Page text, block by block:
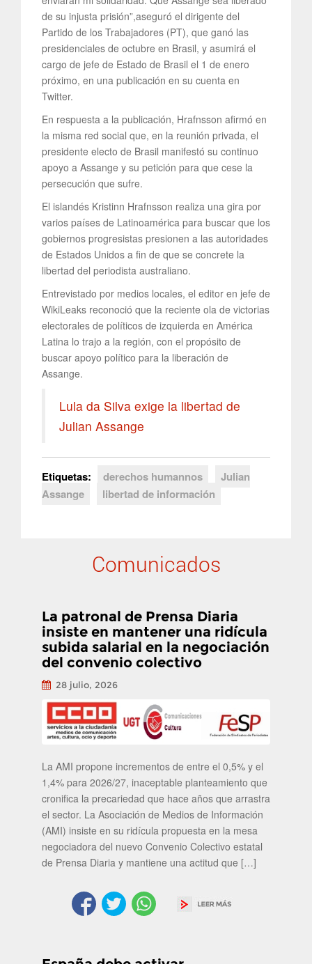
de su injusta prisión”,aseguró el dirigente del
Partido de los Trabajadores (PT), que ganó las
presidenciales de octubre en Brasil, y asumirá el
cargo de jefe de Estado de Brasil el 1 de enero
próximo, en una publicación en su cuenta en
Twitter.
En respuesta a la publicación, Hrafnsson afirmó en
la misma red social que, en la reunión privada, el
presidente electo de Brasil manifestó su continuo
apoyo a Assange y su petición para que cese la
persecución que sufre.
El islandés Kristinn Hrafnsson realiza una gira por
varios países de Latinoamérica para buscar que los
gobiernos progresistas presionen a las autoridades
de Estados Unidos a fin de que se concrete la
libertad del periodista australiano.
Entrevistado por medios locales, el editor en jefe de
WikiLeaks reconoció que la reciente ola de victorias
electorales de políticos de izquierda en América
Latina lo trajo a la región, con el propósito de
buscar apoyo político para la liberación de
Assange.
Lula da Silva exige la libertad de
Julian Assange
Etiquetas: derechos humannos
Julian
Assange
libertad de información
Comunicados
La patronal de Prensa Diaria
insiste en mantener una ridícula
subida salarial en la negociación
del convenio colectivo
28 julio, 2026
La AMI propone incrementos de entre el 0,5% y el
1,4% para 2026/27, inaceptable planteamiento que
cronifica la precariedad que hace años que arrastra
el sector. La Asociación de Medios de Información
(AMI) insiste en su ridícula propuesta en la mesa
negociadora del nuevo Convenio Colectivo estatal
de Prensa Diaria y mantiene una actitud que […]